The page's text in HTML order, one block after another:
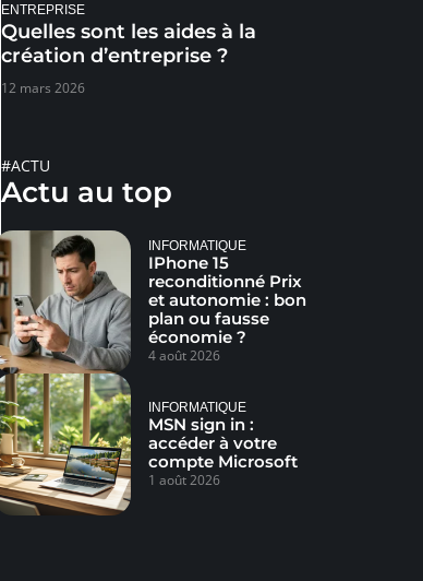
ENTREPRISE
Quelles sont les aides à la
création d’entreprise ?
12 mars 2026
#ACTU
Actu au top
INFORMATIQUE
IPhone 15
reconditionné Prix
et autonomie : bon
plan ou fausse
économie ?
4 août 2026
INFORMATIQUE
MSN sign in :
accéder à votre
compte Microsoft
1 août 2026